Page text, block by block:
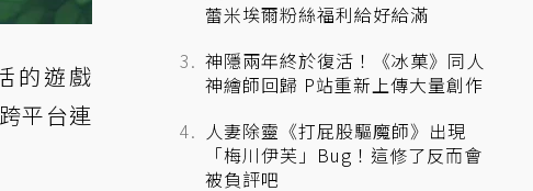
的遊戲
平台連
蕾米埃爾粉絲福利給好給滿
神隱兩年終於復活！《冰菓》同人
神繪師回歸 P站重新上傳大量創作
人妻除靈《打屁股驅魔師》出現
「梅川伊芙」Bug！這修了反而會
被負評吧